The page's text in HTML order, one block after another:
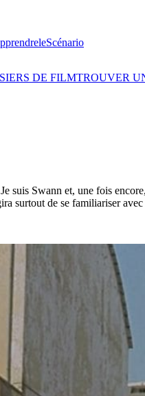
leScénario
DE FILMTROUVER
suis Swann et, une fois
surtout de se familiariser